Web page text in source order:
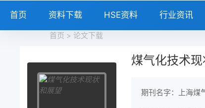
首页 资料下载 HSE资料 行业资讯
首页 > 论文下载
煤气化技术
期刊名字：上海煤